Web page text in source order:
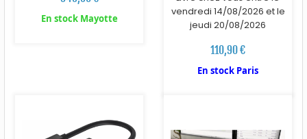
En stock Mayotte
vendredi 14/08/2026 et le
jeudi 20/08/2026
110,90 €
En stock Paris